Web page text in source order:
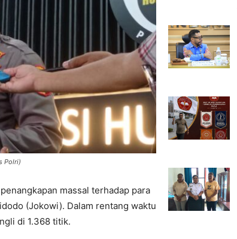
Polri)
massal terhadap para
(Jokowi). Dalam rentang waktu
di 1.368 titik.